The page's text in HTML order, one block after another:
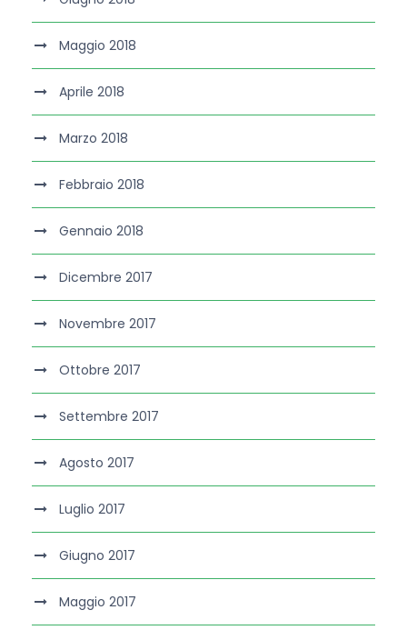
Maggio 2018
Aprile 2018
Marzo 2018
Febbraio 2018
Gennaio 2018
Dicembre 2017
Novembre 2017
Ottobre 2017
Settembre 2017
Agosto 2017
Luglio 2017
Giugno 2017
Maggio 2017